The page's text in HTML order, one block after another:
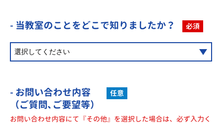
- 当教室のことをどこで知りましたか？ 必須
- お問い合わせ内容
（ご質問､ご要望等）
任意
お問い合わせ内容にて『その他』を選択した場合は、必ず入力く